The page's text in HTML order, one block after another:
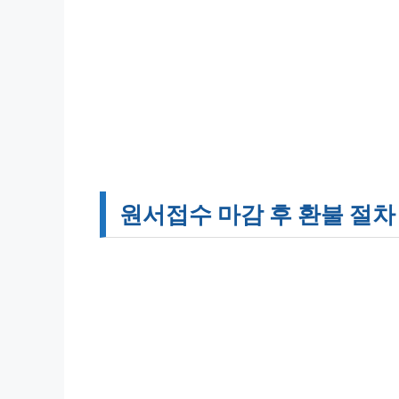
원서접수 마감 후 환불 절